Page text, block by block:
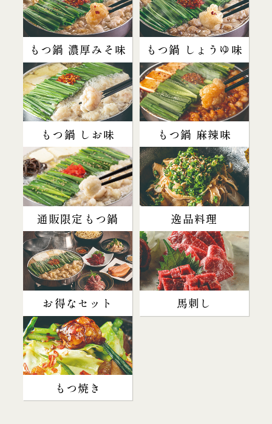
もつ鍋 濃厚みそ味 もつ鍋 しょうゆ味
もつ鍋 しお味 もつ鍋 麻辣味
通販限定もつ鍋 逸品料理
お得なセット 馬刺し
もつ焼き